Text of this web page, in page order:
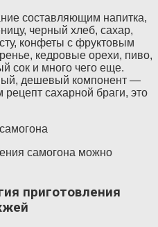
составляющим напитка,
черный хлеб, сахар,
конфеты с фруктовым
кедровые орехи, пиво,
сок и много чего еще.
дешевый компонент —
сахарной браги, это
самогона можно
приготовления